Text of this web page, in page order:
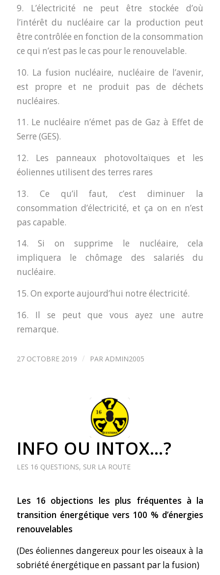
9. L’électricité ne peut être stockée d’où
l’intérêt du nucléaire car la production peut
être contrôlée en fonction de la consommation
ce qui n’est pas le cas pour le renouvelable.
10. La fusion nucléaire, nucléaire de l’avenir,
est propre et ne produit pas de déchets
nucléaires.
11. Le nucléaire n’émet pas de Gaz à Effet de
Serre (GES).
12. Les panneaux photovoltaïques et les
éoliennes utilisent des terres rares
13. Ce qu’il faut, c’est diminuer la
consommation d’électricité, et ça on en n’est
pas capable.
14. Si on supprime le nucléaire, cela
impliquera le chômage des salariés du
nucléaire.
15. On exporte aujourd’hui notre électricité.
16. Il se peut que vous ayez une autre
remarque.
27 OCTOBRE 2019 / PAR ADMIN2005
INFO OU INTOX…?
LES 16 QUESTIONS, SUR LA ROUTE
Les 16 objections les plus fréquentes à la
transition énergétique vers 100 % d’énergies
renouvelables
(Des éoliennes dangereux pour les oiseaux à la
sobriété énergétique en passant par la fusion)